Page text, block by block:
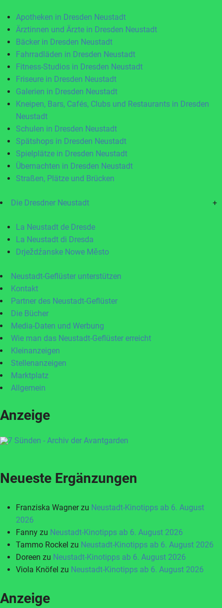
Apotheken in Dresden Neustadt
Ärztinnen und Ärzte in Dresden Neustadt
Bäcker in Dresden Neustadt
Fahrradläden in Dresden Neustadt
Fitness-Studios in Dresden Neustadt
Friseure in Dresden Neustadt
Galerien in Dresden Neustadt
Kneipen, Bars, Cafés, Clubs und Restaurants in Dresden
Neustadt
Schulen in Dresden Neustadt
Spätshops in Dresden Neustadt
Spielplätze in Dresden Neustadt
Übernachten in Dresden Neustadt
Straßen, Plätze und Brücken
Die Dresdner Neustadt +
La Neustadt de Dresde
La Neustadt di Dresda
Drježdźanske Nowe Město
Neustadt-Geflüster unterstützen
Kontakt
Partner des Neustadt-Geflüster
Die Bücher
Media-Daten und Werbung
Wie man das Neustadt-Geflüster erreicht
Kleinanzeigen
Stellenanzeigen
Marktplatz
Allgemein
Anzeige
Neueste Ergänzungen
Franziska Wagnerzu Neustadt-Kinotipps ab 6. August
2026
Fanny zu Neustadt-Kinotipps ab 6. August 2026
Tammo Rockel zu Neustadt-Kinotipps ab 6. August 2026
Doreen zu Neustadt-Kinotipps ab 6. August 2026
Viola Knöfel zu Neustadt-Kinotipps ab 6. August 2026
Anzeige